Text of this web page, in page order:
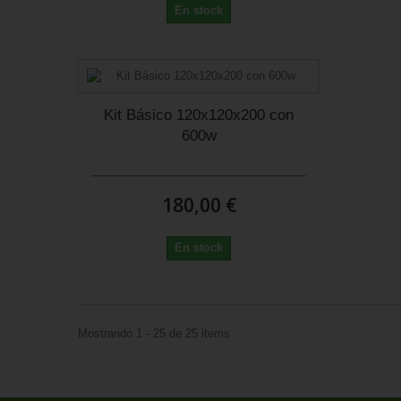
En stock
Kit Básico 120x120x200 con
600w
180,00 €
En stock
Mostrando 1 - 25 de 25 items